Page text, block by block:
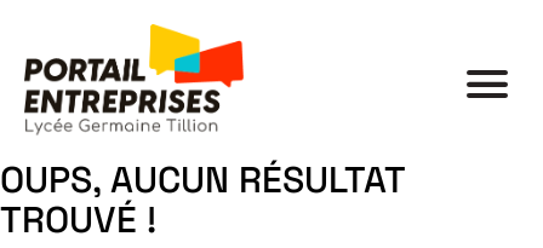
OUPS, AUCUN RÉSULTAT
TROUVÉ !